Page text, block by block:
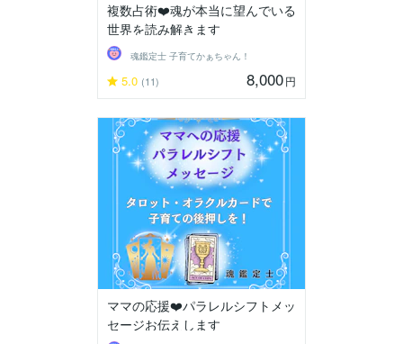
複数占術❤️魂が本当に望んでいる
世界を読み解きます
魂鑑定士 子育てかぁちゃん！
5.0 (11) 8,000円
ママの応援❤️パラレルシフトメッ
セージお伝えします